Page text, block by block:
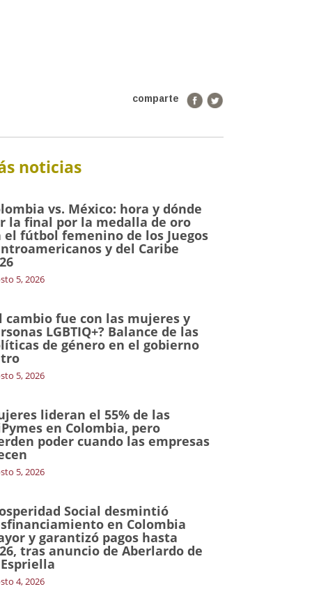
comparte
noticias
vs. México: hora y dónde
la final por la medalla de oro
el fútbol femenino de los Juegos
y del Caribe
5, 2026
cambio fue con las mujeres y
LGBTIQ+? Balance de las
de género en el gobierno
5, 2026
lideran el 55% de las
en Colombia, pero
poder cuando las empresas
5, 2026
Social desmintió
en Colombia
y garantizó pagos hasta
tras anuncio de Aberlardo de
4, 2026